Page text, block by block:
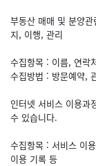
부동산 매매 및 분양
지, 이행, 관리
수집항목 : 이름, 연락
수집방법 : 방문예약,
인터넷 서비스 이용과
수 있습니다.
수집항목 : 서비스 이
이용 기록 등